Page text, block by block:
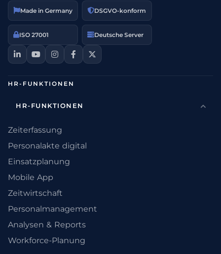
Made in Germany DSGVO-konform
ISO 27001 Deutsche Server
HR-FUNKTIONEN
HR-FUNKTIONEN
Zeiterfassung
Personalakte digital
Einsatzplanung
Mobile App
Zeitwirtschaft
Personalmanagement
Analysen & Reports
Workforce-Planung